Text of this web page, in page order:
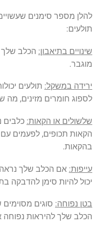
להלן מספר סימנים
תולעים:
שינויים בתיאבון: הכלב שלך
מוגבר.
ירידה במשקל: תולעים
לספוג חומרים מזינים, מה
שלשולים או הקאות: כלבים
הקאות תכופים, לפעמים עם
בהקאות.
עייפות: אם הכלב שלך נראה
יכול להיות סימן להדבקה
בטן נפוחה: סוגים מסוימים
הכלב שלך להיראות נפוחה